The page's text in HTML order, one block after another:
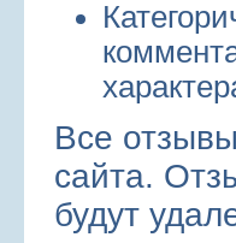
Все
сайта.
будут